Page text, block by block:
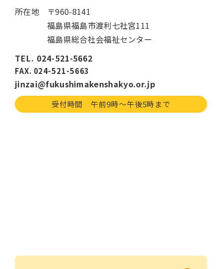
所在地
〒960-8141
福島県福島市渡利七社宮111
福島県総合社会福祉センター
TEL. 024-521-5662
FAX. 024-521-5663
jinzai@fukushimakenshakyo.or.jp
受付時間 午前9時〜午後5時まで